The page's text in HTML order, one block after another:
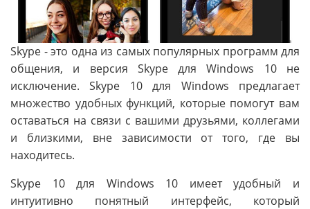
Skype - это одна из самых популярных программ для
общения, и версия Skype для Windows 10 не
исключение. Skype 10 для Windows предлагает
множество удобных функций, которые помогут вам
оставаться на связи с вашими друзьями, коллегами
и близкими, вне зависимости от того, где вы
находитесь.
Skype 10 для Windows 10 имеет удобный и
интуитивно понятный интерфейс, который